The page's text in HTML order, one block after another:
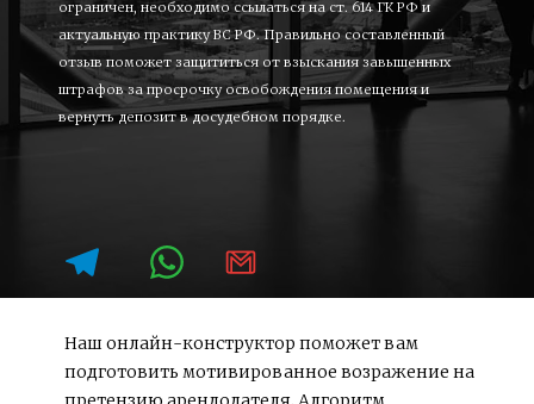
ограничен, необходимо ссылаться на ст. 614 ГК РФ и
актуальную практику ВС РФ. Правильно составленный
отзыв поможет защититься от взыскания завышенных
штрафов за просрочку освобождения помещения и
вернуть депозит в досудебном порядке.
Наш онлайн-конструктор поможет вам
подготовить мотивированное возражение на